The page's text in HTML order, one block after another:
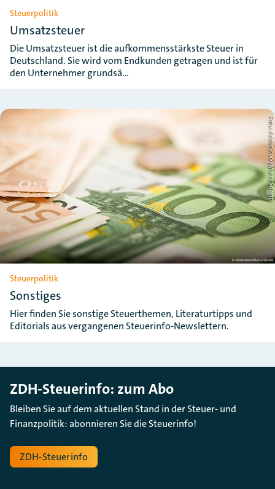
Steuerpolitik
Umsatzsteuer
Die Umsatzsteuer ist die aufkommensstärkste Steuer in
Deutschland. Sie wird vom Endkunden getragen und ist für
den Unternehmer grundsä…
Foto: AdobeStock/Marco Scisetti
Steuerpolitik
Sonstiges
Hier finden Sie sonstige Steuerthemen, Literaturtipps und
Editorials aus vergangenen Steuerinfo-Newslettern.
ZDH-Steuerinfo: zum Abo
Bleiben Sie auf dem aktuellen Stand in der Steuer- und
Finanzpolitik: abonnieren Sie die Steuerinfo!
ZDH-Steuerinfo